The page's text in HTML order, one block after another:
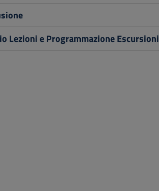
Lezioni e Programmazione Escursioni